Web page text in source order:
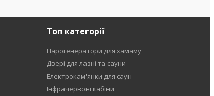
Топ категорії
Парогенератори для хамаму
Двері для лазні та сауни
Електрокам'янки для саун
Інфрачервоні кабіни